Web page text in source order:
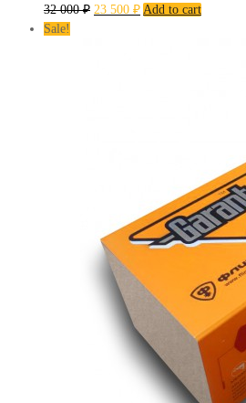
32 000₽ 23 500 ₽ Add to cart
Sale!